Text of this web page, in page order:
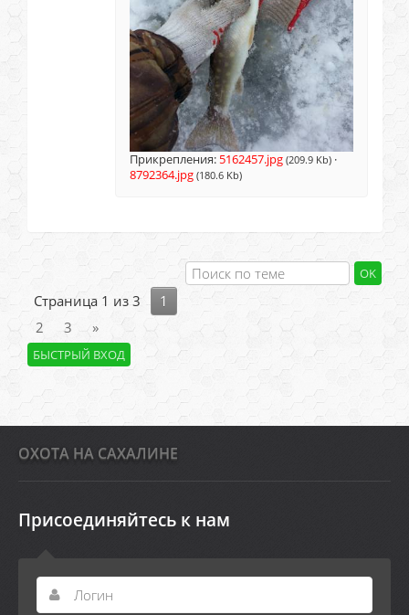
Прикрепления: 5162457.jpg (209.9 Kb) ·
8792364.jpg (180.6 Kb)
Страница 1 из 3
1
2
3 »
ОХОТА НА САХАЛИНЕ
Присоединяйтесь к нам